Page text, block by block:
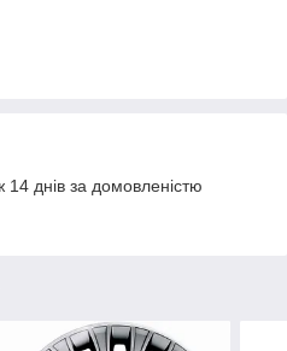
днів за домовленістю